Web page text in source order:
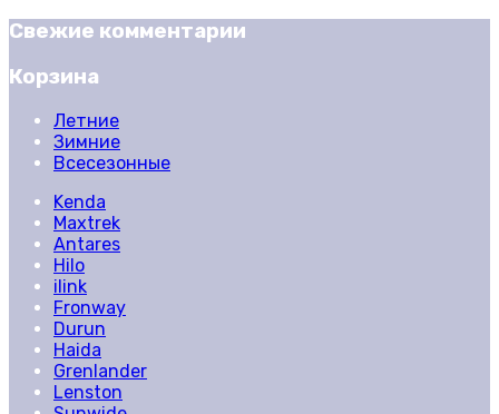
Свежие комментарии
Корзина
Летние
Зимние
Всесезонные
Kenda
Maxtrek
Antares
Hilo
ilink
Fronway
Durun
Haida
Grenlander
Lenston